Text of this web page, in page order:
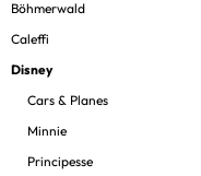
Böhmerwald
Caleffi
Disney
Cars & Planes
Minnie
Principesse